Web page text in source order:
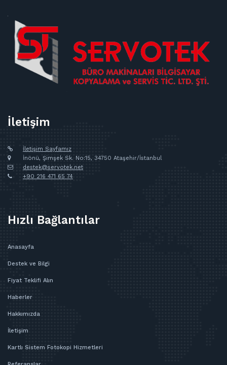
İletişim
İletişim Sayfamız
İnönü, Şimşek Sk. No:15, 34750 Ataşehir/İstanbul
destek@servotek.net
+90 216 471 65 74
Hızlı Bağlantılar
Anasayfa
Destek ve Bilgi
Fiyat Teklifi Alın
Haberler
Hakkımızda
İletişim
Kartlı Sistem Fotokopi Hizmetleri